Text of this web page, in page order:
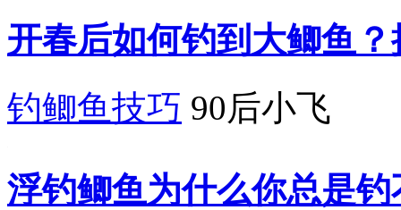
开春后如何钓到大鲫鱼
钓鲫鱼技巧 90后小飞
浮钓鲫鱼为什么你总是